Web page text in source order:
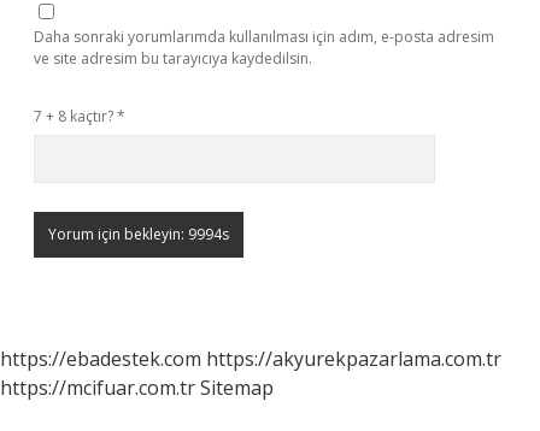
Daha sonraki yorumlarımda kullanılması için adım, e-posta adresim
ve site adresim bu tarayıcıya kaydedilsin.
7 + 8 kaçtır?*
https://ebadestek.com https://akyurekpazarlama.com.tr
https://mcifuar.com.trSitemap